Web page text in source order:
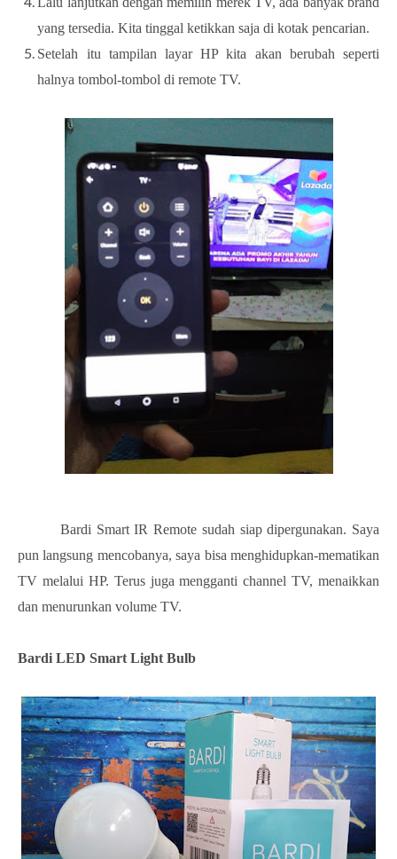
yang tersedia. Kita tinggal ketikkan saja di kotak pencarian.
Setelah itu tampilan layar HP kita akan berubah seperti
halnya tombol-tombol di remote TV.
Bardi Smart IR Remote sudah siap dipergunakan. Saya
pun langsung mencobanya, saya bisa menghidupkan-mematikan
TV melalui HP. Terus juga mengganti channel TV, menaikkan
dan menurunkan volume TV.
Bardi LED Smart Light Bulb